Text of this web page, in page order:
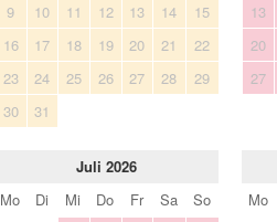
9
10 11 12 13 14
15
16
17 18 19 20 21
22
23
24 25 26 27 28
29
30
31
13
20
27
Juli 2026
Mo
Di Mi Do Fr Sa
So
Mo